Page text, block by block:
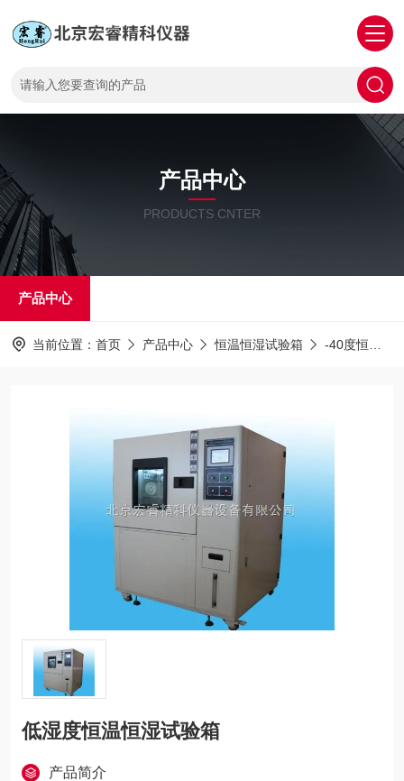
产品中心
PRODUCTS CNTER
产品中心
当前位置： 首页 产品中心 恒温恒湿试验箱 -40度恒温恒湿试验箱
低湿度恒温恒湿试验箱
产品简介